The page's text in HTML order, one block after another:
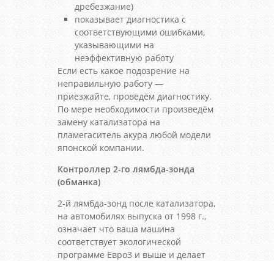
дребезжание)
показывает диагностика с
соответствующими ошибками,
указывающими на
неэффективную работу
Если есть какое подозрение на
неправильную работу —
приезжайте, проведём диагностику.
По мере необходимости произведём
замену катализатора на
пламегаситель акура любой модели
японской компании.
Контроллер 2-го лямбда-зонда
(обманка)
2-й лямбда-зонд после катализатора,
на автомобилях выпуска от 1998 г.,
означает что ваша машина
соответствует экологической
программе Евро3 и выше и делает